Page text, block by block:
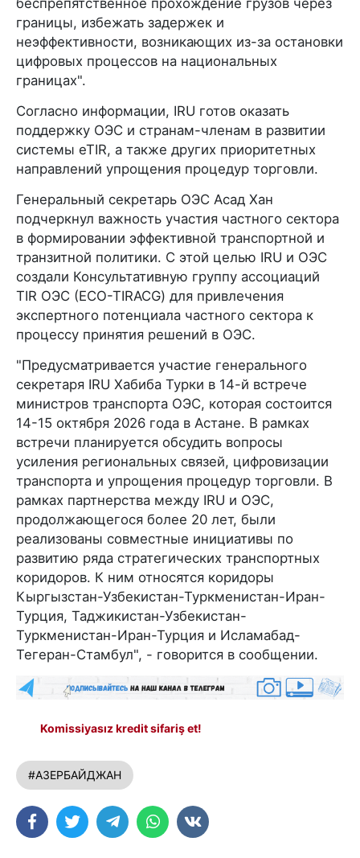
границы, избежать задержек и
неэффективности, возникающих из-за остановки
цифровых процессов на национальных
границах".
Согласно информации, IRU готов оказать
поддержку ОЭС и странам-членам в развитии
системы eTIR, а также других приоритетных
направлений упрощения процедур торговли.
Генеральный секретарь ОЭС Асад Хан
подчеркнул важность участия частного сектора
в формировании эффективной транспортной и
транзитной политики. С этой целью IRU и ОЭС
создали Консультативную группу ассоциаций
TIR ОЭС (ECO-TIRACG) для привлечения
экспертного потенциала частного сектора к
процессу принятия решений в ОЭС.
"Предусматривается участие генерального
секретаря IRU Хабиба Турки в 14-й встрече
министров транспорта ОЭС, которая состоится
14-15 октября 2026 года в Астане. В рамках
встречи планируется обсудить вопросы
усиления региональных связей, цифровизации
транспорта и упрощения процедур торговли. В
рамках партнерства между IRU и ОЭС,
продолжающегося более 20 лет, были
реализованы совместные инициативы по
развитию ряда стратегических транспортных
коридоров. К ним относятся коридоры
Кыргызстан-Узбекистан-Туркменистан-Иран-
Турция, Таджикистан-Узбекистан-
Туркменистан-Иран-Турция и Исламабад-
Тегеран-Стамбул", - говорится в сообщении.
Komissiyasız kredit sifariş et!
#АЗЕРБАЙДЖАН